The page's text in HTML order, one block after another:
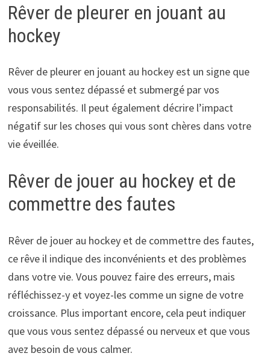
Rêver de pleurer en jouant au
hockey
Rêver de pleurer en jouant au hockey est un signe que
vous vous sentez dépassé et submergé par vos
responsabilités. Il peut également décrire l’impact
négatif sur les choses qui vous sont chères dans votre
vie éveillée.
Rêver de jouer au hockey et de
commettre des fautes
Rêver de jouer au hockey et de commettre des fautes,
ce rêve il indique des inconvénients et des problèmes
dans votre vie. Vous pouvez faire des erreurs, mais
réfléchissez-y et voyez-les comme un signe de votre
croissance. Plus important encore, cela peut indiquer
que vous vous sentez dépassé ou nerveux et que vous
avez besoin de vous calmer.